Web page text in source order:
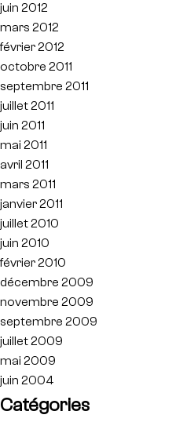
juin 2012
mars 2012
février 2012
octobre 2011
septembre 2011
juillet 2011
juin 2011
mai 2011
avril 2011
mars 2011
janvier 2011
juillet 2010
juin 2010
février 2010
décembre 2009
novembre 2009
septembre 2009
juillet 2009
mai 2009
juin 2004
Catégories